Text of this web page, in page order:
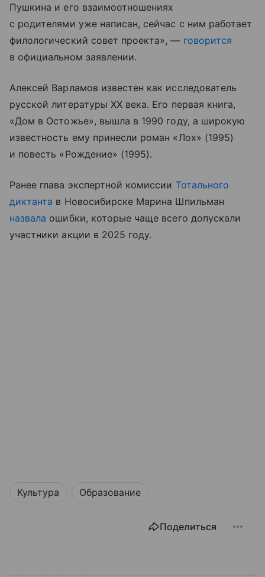
Пушкина и его взаимоотношениях
с родителями уже написан, сейчас с ним работает
филологический совет проекта», — говорится
в официальном заявлении.
Алексей Варламов известен как исследователь
русской литературы XX века. Его первая книга,
«Дом в Остожье», вышла в 1990 году, а широкую
известность ему принесли роман «Лох» (1995)
и повесть «Рождение» (1995).
Ранее глава экспертной комиссии Тотального
диктанта в Новосибирске Марина Шпильман
назвала ошибки, которые чаще всего допускали
участники акции в 2025 году.
Культура Образование
Поделиться